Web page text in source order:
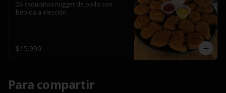
24 exquisitos nugget de pollo con
bebida a elección.
$15.990
Para compartir